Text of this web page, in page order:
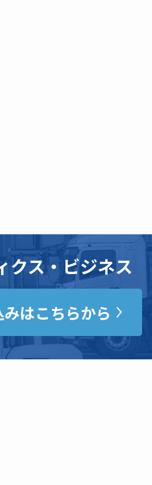
クス・ビジネス
はこちらから